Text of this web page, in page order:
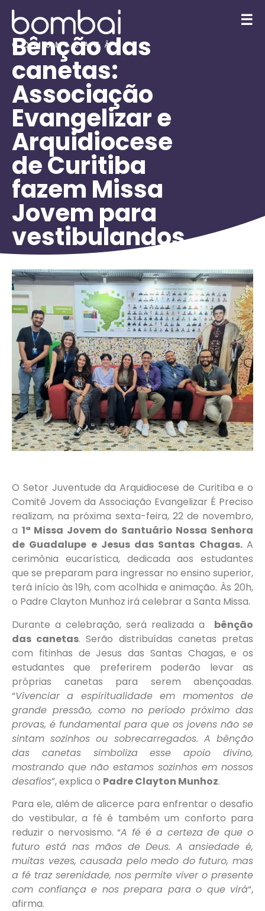
☰
Bênção das
canetas:
Associação
Evangelizar e
Arquidiocese
de Curitiba
fazem Missa
Jovem para
vestibulandos
O Setor Juventude da Arquidiocese de Curitiba e o
Comitê Jovem da Associação Evangelizar É Preciso
realizam, na próxima sexta-feira, 22 de novembro,
a 1ª Missa Jovem do Santuário Nossa Senhora
de Guadalupe e Jesus das Santas Chagas. A
cerimônia eucarística, dedicada aos estudantes
que se preparam para ingressar no ensino superior,
terá início às 19h, com acolhida e animação. Às 20h,
o Padre Clayton Munhoz irá celebrar a Santa Missa.
Durante a celebração, será realizada a bênção
das canetas. Serão distribuídas canetas pretas
com fitinhas de Jesus das Santas Chagas, e os
estudantes que preferirem poderão levar as
próprias canetas para serem abençoadas.
“Vivenciar a espiritualidade em momentos de
grande pressão, como no período próximo das
provas, é fundamental para que os jovens não se
sintam sozinhos ou sobrecarregados. A bênção
das canetas simboliza esse apoio divino,
mostrando que não estamos sozinhos em nossos
desafios”, explica o Padre Clayton Munhoz.
Para ele, além de alicerce para enfrentar o desafio
do vestibular, a fé é também um conforto para
reduzir o nervosismo. “A fé é a certeza de que o
futuro está nas mãos de Deus. A ansiedade é,
muitas vezes, causada pelo medo do futuro, mas
a fé traz serenidade, nos permite viver o presente
com confiança e nos prepara para o que virá“,
afirma.